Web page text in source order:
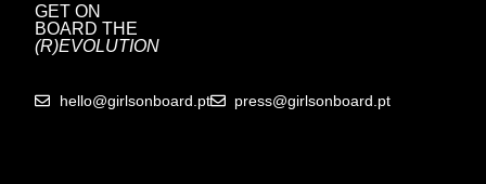
GET ON
BOARD THE
(R)EVOLUTION
hello@girlsonboard.pt press@girlsonboard.pt